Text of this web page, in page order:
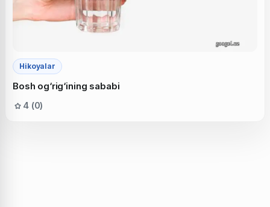
Hikoyalar
Bosh og‘rig‘ining sababi
4 (0)